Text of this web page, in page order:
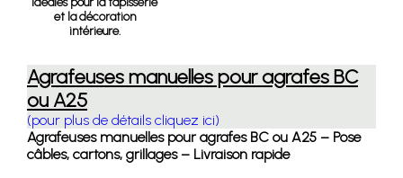
et la décoration
intérieure.
Agrafeuses manuelles pour agrafes BC
ou A25
(pour plus de détails cliquez ici)
Agrafeuses manuelles pour agrafes BC ou A25 – Pose
câbles, cartons, grillages – Livraison rapide